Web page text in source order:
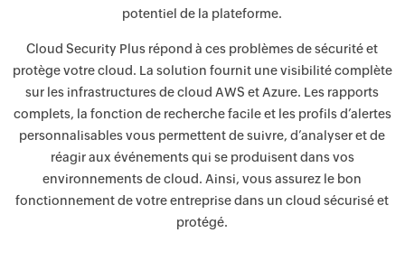
potentiel de la plateforme.
Cloud Security Plus répond à ces problèmes de sécurité et
protège votre cloud. La solution fournit une visibilité complète
sur les infrastructures de cloud AWS et Azure. Les rapports
complets, la fonction de recherche facile et les profils d’alertes
personnalisables vous permettent de suivre, d’analyser et de
réagir aux événements qui se produisent dans vos
environnements de cloud. Ainsi, vous assurez le bon
fonctionnement de votre entreprise dans un cloud sécurisé et
protégé.